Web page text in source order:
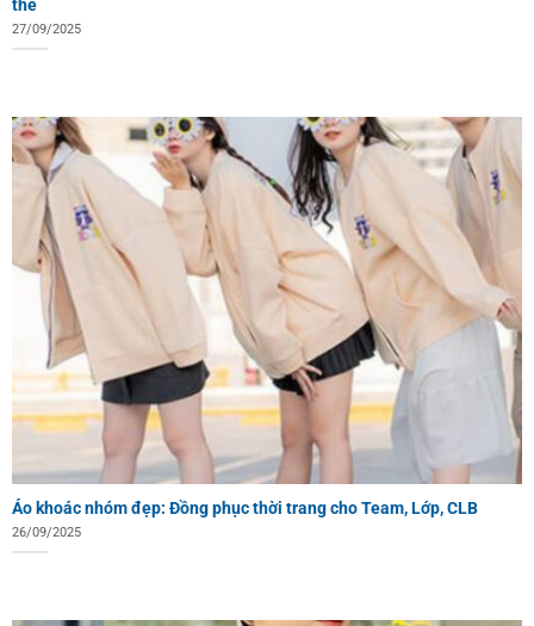
thể
27/09/2025
Áo khoác nhóm đẹp: Đồng phục thời trang cho Team, Lớp, CLB
26/09/2025